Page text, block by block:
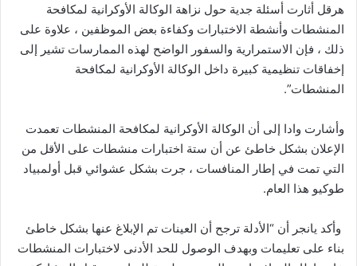
هرقل أثارت أسئلة جدية حول نزاهة الوكالة الأوكرانية لمكافحة
المنشطات وأنشطة الاختبارات وكفاءة بعض الموظفين ، علاوة على
ذلك ، فإن الاستمرارية والسفور الواضح لهذه الممارسات تشير إلى
إخفاقات تنظيمية كبيرة داخل الوكالة الأوكرانية لمكافحة
المنشطات”.
وأشارت وادا إلى أن الوكالة الأوكرانية لمكافحة المنشطات تعمدت
الإعلان بشكل خاطئ عن أن ستة اختبارات منشطات على الأقل من
التي تمت في إطار المنافسات ، جرت بشكل عشوائي قبل أولمبياد
طوكيو هذا العام.
وأكد يانجر أن “الأدلة ترجح أن العينات تم الإبلاغ عنها بشكل خاطئ
بناء على تعليمات وبهدف الوصول للحد الأدنى لاختبارات المنشطات